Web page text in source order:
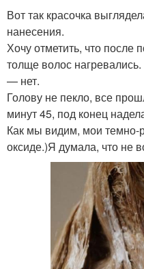
Вот так красочка
нанесения.
Хочу отметить, что после
толще волос
— нет.
Голову не пекло, все
минут 45, под конец
Как мы видим, мои темно-
оксиде.)Я думала, что не